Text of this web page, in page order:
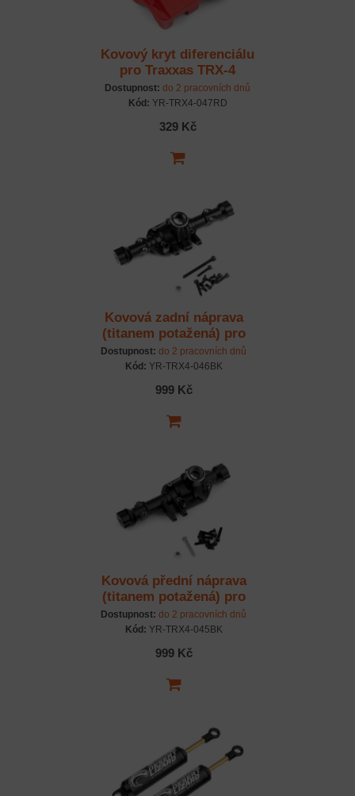
Kovový kryt diferenciálu
pro Traxxas TRX-4
červený
Dostupnost: do 2 pracovních dnů
Kód: YR-TRX4-047RD
329 Kč
Kovová zadní náprava
(titanem potažená) pro
Traxxas TRX-4 černá
Dostupnost: do 2 pracovních dnů
Kód: YR-TRX4-046BK
999 Kč
Kovová přední náprava
(titanem potažená) pro
Traxxas TRX-4 černá
Dostupnost: do 2 pracovních dnů
Kód: YR-TRX4-045BK
999 Kč